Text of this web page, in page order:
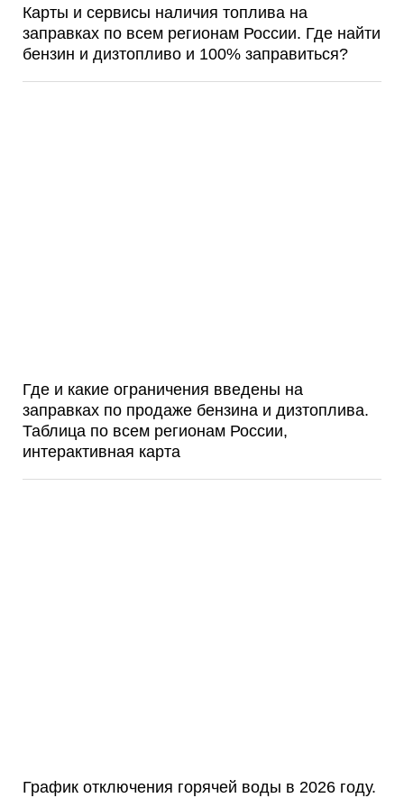
Карты и сервисы наличия топлива на
заправках по всем регионам России. Где найти
бензин и дизтопливо и 100% заправиться?
Где и какие ограничения введены на
заправках по продаже бензина и дизтоплива.
Таблица по всем регионам России,
интерактивная карта
График отключения горячей воды в 2026 году.